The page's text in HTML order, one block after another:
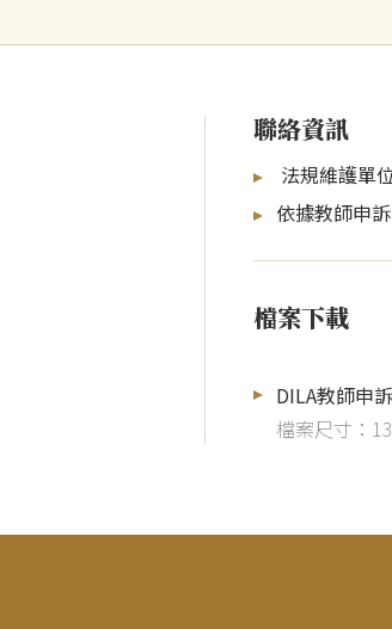
聯絡資訊
法規維護單
依據教師申
檔案下載
DILA教師申
檔案尺寸：